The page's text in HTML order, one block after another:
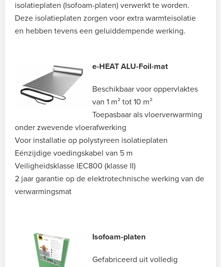
isolatieplaten (Isofoam-platen) verwerkt te worden.
Deze isolatieplaten zorgen voor extra warmteisolatie
en hebben tevens een geluiddempende werking.
e-HEAT ALU-Foil-mat
Beschikbaar voor oppervlaktes
van 1 m² tot 10 m²
Toepasbaar als vloerverwarming
onder zwevende vloerafwerking
Voor installatie op polystyreen isolatieplaten
Eénzijdige voedingskabel van 5 m
Veiligheidsklasse IEC800 (klasse II)
2 jaar garantie op de elektrotechnische werking van de
verwarmingsmat
Isofoam-platen
Gefabriceerd uit volledig